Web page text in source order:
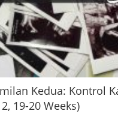
Kedua: Kontrol
19-20 Weeks)